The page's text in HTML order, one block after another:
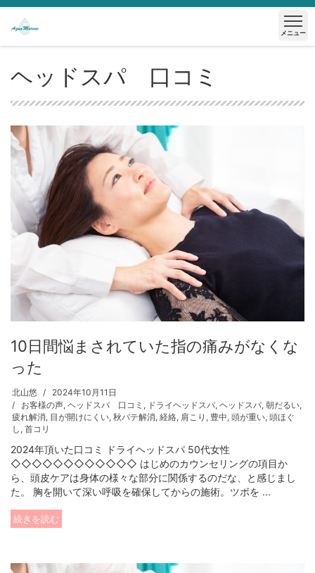
メニュー
ヘッドスパ 口コミ
10日間悩まされていた指の痛みがなくな
った
北山悠
2024年10月11日
お客様の声, ヘッドスパ 口コミ , ドライヘッドスパ, ヘッドスパ, 朝だるい,
疲れ解消, 目が開けにくい, 秋バテ解消, 経絡, 肩こり , 豊中, 頭が重い, 頭ほぐ
し , 首コリ
2024年頂いた口コミ ドライヘッドスパ 50代女性
◇◇◇◇◇◇◇◇◇◇◇◇ はじめのカウンセリングの項目か
ら、頭皮ケアは身体の様々な部分に関係するのだな、と感じまし
た。 胸を開いて深い呼吸を確保してからの施術。ツボを ...
続きを読む